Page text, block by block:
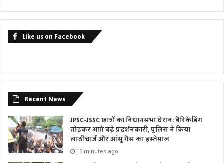
Like us on Facebook
Recent News
JPSC-JSSC छात्रों का विधानसभा घेराव: बैरिकेडिंग
तोड़कर आगे बढ़े प्रदर्शनकारी, पुलिस ने किया
लाठीचार्ज और आंसू गैस का इस्तेमाल
15 minutes ago